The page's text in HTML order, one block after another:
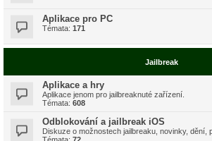
Aplikace pro PC
Témata: 171
Jailbreak
Aplikace a hry
Aplikace jenom pro jailbreaknuté zařízení.
Témata: 608
Odblokování a jailbreak iOS
Diskuze o možnostech jailbreaku, novinky, dění,